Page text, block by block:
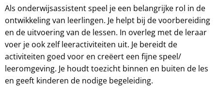
Als onderwijsassistent speel je een belangrijke rol in de
ontwikkeling van leerlingen. Je helpt bij de voorbereiding
en de uitvoering van de lessen. In overleg met de leraar
voer je ook zelf leeractiviteiten uit. Je bereidt de
activiteiten goed voor en creëert een fijne speel/
leeromgeving. Je houdt toezicht binnen en buiten de les
en geeft kinderen de nodige begeleiding.